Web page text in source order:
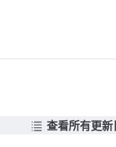
查看所有更新